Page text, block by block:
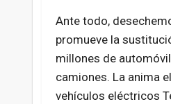
Ante todo,
promueve la
millones de
camiones. La anima
vehículos eléctricos